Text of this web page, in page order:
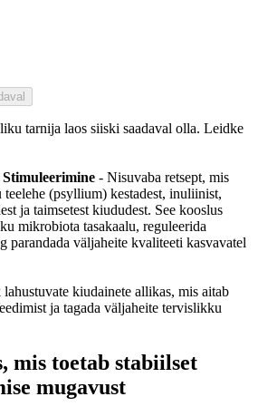
tarnija laos siiski saadaval olla. Leidke
Stimuleerimine - Nisuvaba retsept, mis
teelehe (psyllium) kestadest, inuliinist,
ja taimsetest kiududest. See kooslus
mikrobiota tasakaalu, reguleerida
parandada väljaheite kvaliteeti kasvavatel
kiudainete allikas, mis aitab
ja tagada väljaheite tervislikku
mis toetab stabiilset
mugavust